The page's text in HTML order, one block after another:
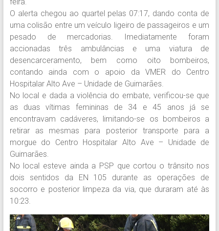
O alerta chegou ao quartel pelas 07:17, dando conta de
uma colisão entre um veículo ligeiro de passageiros e um
pesado de mercadorias. Imediatamente foram
accionadas três ambulâncias e uma viatura de
desencarceramento, bem como oito bombeiros,
contando ainda com o apoio da VMER do Centro
Hospitalar Alto Ave – Unidade de Guimarães.
No local e dada a violência do embate, verificou-se que
as duas vítimas femininas de 34 e 45 anos já se
encontravam cadáveres, limitando-se os bombeiros a
retirar as mesmas para posterior transporte para a
morgue do Centro Hospitalar Alto Ave – Unidade de
Guimarães.
No local esteve ainda a PSP que cortou o trânsito nos
dois sentidos da EN 105 durante as operações de
socorro e posterior limpeza da via, que duraram até às
10:23.